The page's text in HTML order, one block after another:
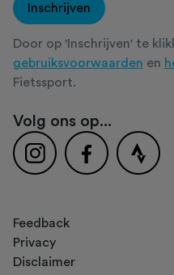
Inschrijven
Door op 'Inschrijven' te
gebruiksvoorwaarden en
Fietssport.
Volg ons op...
Feedback
Privacy
Disclaimer